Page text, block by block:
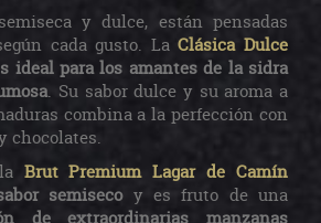
y dulce, están pensadas
cada gusto. LaClásica Dulce
ideal para los amantes de la sidra
. Su sabor dulce y su aroma a
combina a la perfección con
chocolates.
Brut Premium Lagar de Camín
semisecoy es fruto de una
de extraordinarias manzanas